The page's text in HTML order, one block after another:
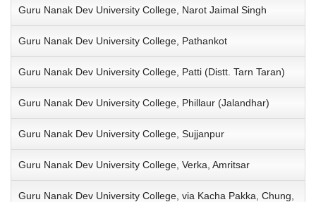
Guru Nanak Dev University College, Narot Jaimal Singh
Guru Nanak Dev University College, Pathankot
Guru Nanak Dev University College, Patti (Distt. Tarn Taran)
Guru Nanak Dev University College, Phillaur (Jalandhar)
Guru Nanak Dev University College, Sujjanpur
Guru Nanak Dev University College, Verka, Amritsar
Guru Nanak Dev University College, via Kacha Pakka, Chung,